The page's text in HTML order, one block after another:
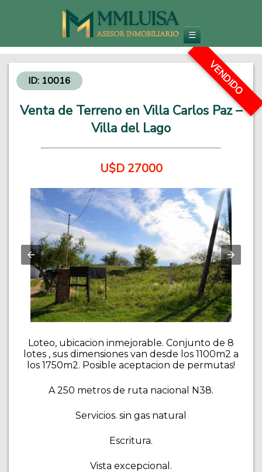
Inmobiliaria en Carlos Paz
Venta de Departamentos y Propiedades - Inversiones Inmobiliarias
☰
ID: 10016
Venta de Terreno en Villa Carlos Paz –
Villa del Lago
U$D 27000
VENDIDO
Loteo, ubicacion inmejorable. Conjunto de 8
lotes , sus dimensiones van desde los 1100m2 a
los 1750m2. Posible aceptacion de permutas!
A 250 metros de ruta nacional N38.
Servicios. sin gas natural
Escritura.
Vista excepcional.